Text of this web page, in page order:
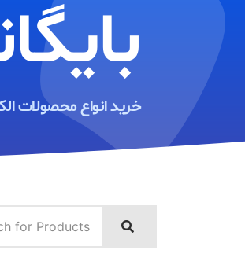
خرید انواع محصولات